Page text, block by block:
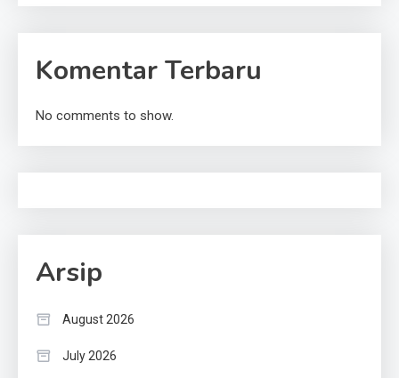
Komentar Terbaru
No comments to show.
Arsip
August 2026
July 2026